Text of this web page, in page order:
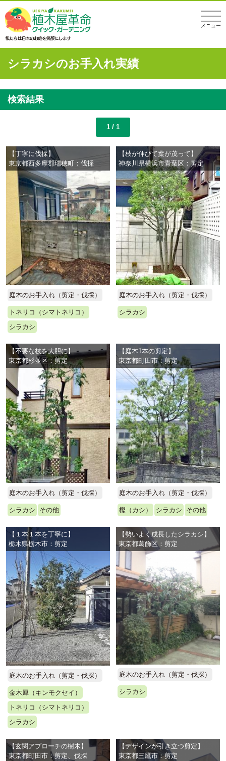
メニュー
シラカシのお手入れ実績
検索結果
1 / 1
【丁寧に伐採】
東京都西多摩郡瑞穂町：伐採
庭木のお手入れ（剪定・伐採）
トネリコ（シマトネリコ）
シラカシ
【枝が伸びて葉が茂って】
神奈川県横浜市青葉区：剪定
庭木のお手入れ（剪定・伐採）
シラカシ
【不要な枝を大胆に】
東京都杉並区：剪定
庭木のお手入れ（剪定・伐採）
シラカシ その他
【庭木1本の剪定】
東京都町田市：剪定
庭木のお手入れ（剪定・伐採）
樫（カシ） シラカシ その他
【１本１本を丁寧に】
栃木県栃木市：剪定
庭木のお手入れ（剪定・伐採）
金木犀（キンモクセイ）
トネリコ（シマトネリコ）
シラカシ
【勢いよく成長したシラカシ】
東京都葛飾区：剪定
庭木のお手入れ（剪定・伐採）
シラカシ
【玄関アプローチの樹木】
東京都町田市：剪定、伐採
【デザインが引き立つ剪定】
東京都三鷹市：剪定